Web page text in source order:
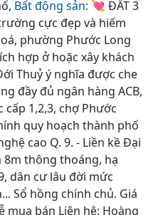
Bất động sản: 💘 ĐẤT 3
cực đẹp và hiếm
phường Phước Long
hợp ở hoặc xây khách
Thuỷ ý nghĩa được che
đầy đủ ngân hàng ACB,
1,2,3, chợ Phước
quy hoạch thành phố
cao Q. 9. - Liền kề Đại
thông thoáng, hạ
dân cư lâu đời mức
Sổ hồng chính chủ. Giá
bán Liên hệ: Hoàng